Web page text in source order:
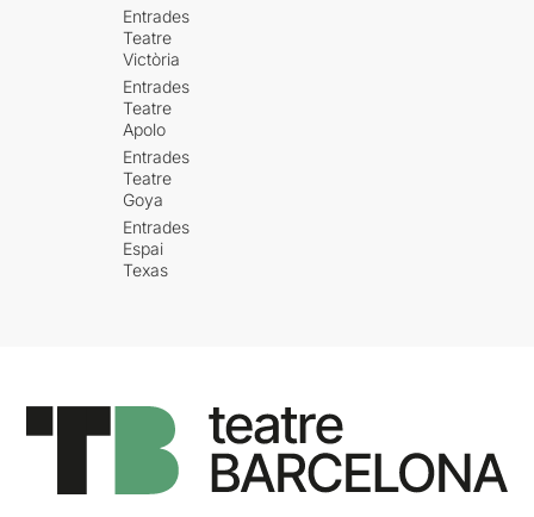
Entrades
Teatre
Victòria
Entrades
Teatre
Apolo
Entrades
Teatre
Goya
Entrades
Espai
Texas